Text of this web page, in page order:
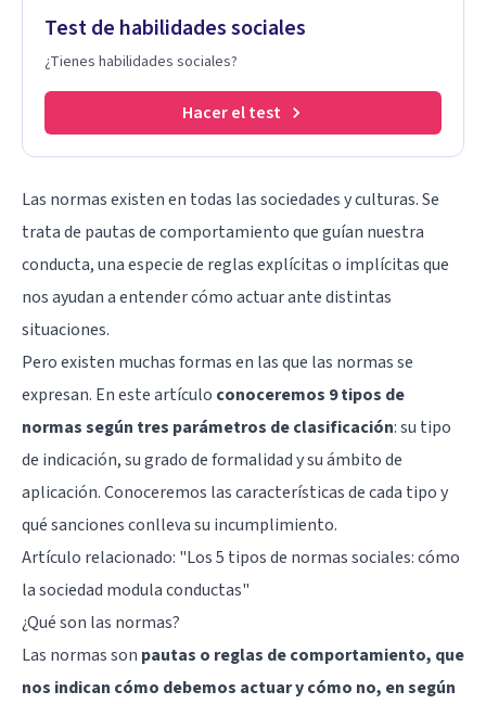
Test de habilidades sociales
¿Tienes habilidades sociales?
Hacer el test
Las normas existen en todas las sociedades y culturas. Se
trata de pautas de comportamiento que guían nuestra
conducta, una especie de reglas explícitas o implícitas que
nos ayudan a entender cómo actuar ante distintas
situaciones.
Pero existen muchas formas en las que las normas se
expresan. En este artículo conoceremos 9 tipos de
normas según tres parámetros de clasificación: su tipo
de indicación, su grado de formalidad y su ámbito de
aplicación. Conoceremos las características de cada tipo y
qué sanciones conlleva su incumplimiento.
Artículo relacionado: "Los 5 tipos de normas sociales: cómo
la sociedad modula conductas"
¿Qué son las normas?
Las normas son pautas o reglas de comportamiento, que
nos indican cómo debemos actuar y cómo no, en según